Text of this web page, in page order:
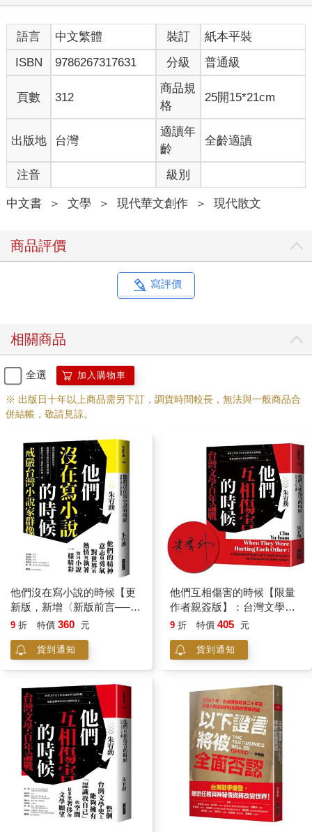
語言 中文繁體 裝訂
紙本平裝
ISBN
9786267317631 分級 普通級
頁數 312
商品規
格
25開15*21cm
出版地 台灣
適讀年
齡
全齡適讀
注音 級別
中文書 ＞ 文學 ＞ 現代華文創作 ＞ 現代散文
商品評價
寫評價
相關商品
全選 加入購物車
※ 出版日十年以上商品需另下訂，調貨時間較長，無法與一般商品合
併結帳，敬請見諒。
他們沒在寫小說的時候【更
新版，新增〈新版前言──遙
遠的回音〉】：戒嚴台灣小
9 折 特價 360 元
貨到通知
他們互相傷害的時候【限量
作者親簽版】：台灣文學百
年論戰
9 折 特價 405 元
貨到通知